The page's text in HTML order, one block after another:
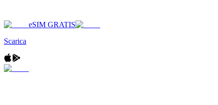
eSIM GRATIS
Scarica